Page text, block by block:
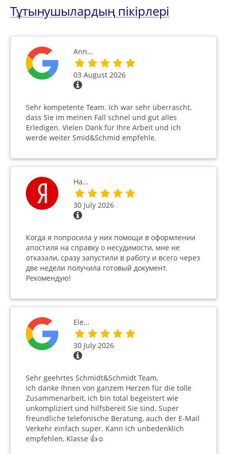
Тұтынушылардың пікірлері
Ann…
03 August 2026
Sehr kompetente Team. Ich war sehr überrascht,
dass Sie im meinen Fall schnel und gut alles
Erledigen. Vielen Dank für Ihre Arbeit und ich
werde weiter Smid&Schmid empfehle.
На…
30 July 2026
Когда я попросила у них помощи в оформлении
апостиля на справку о несудимости, мне не
отказали, сразу запустили в работу и всего через
две недели получила готовый документ.
Рекомендую!
Ele…
30 July 2026
Sehr geehrtes Schmidt&Schmidt Team,
ich danke Ihnen von ganzem Herzen für die tolle
Zusammenarbeit, ich bin total begeistert wie
unkompliziert und hilfsbereit Sie sind. Super
freundliche telefonische Beratung, auch der E-Mail
Verkehr einfach super. Kann ich unbedenklich
empfehlen, Klasse 👍☺️